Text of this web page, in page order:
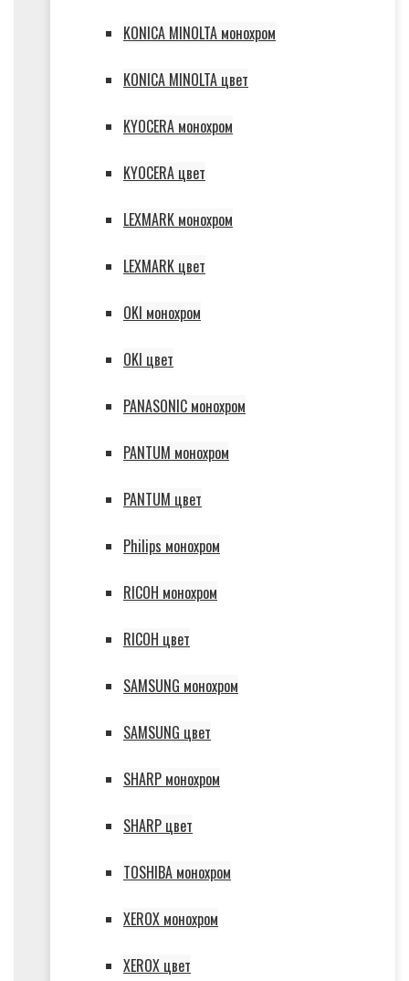
KONICA MINOLTA монохром
KONICA MINOLTA цвет
KYOCERA монохром
KYOCERA цвет
LEXMARK монохром
LEXMARK цвет
OKI монохром
OKI цвет
PANASONIC монохром
PANTUM монохром
PANTUM цвет
Philips монохром
RICOH монохром
RICOH цвет
SAMSUNG монохром
SAMSUNG цвет
SHARP монохром
SHARP цвет
TOSHIBA монохром
XEROX монохром
XEROX цвет